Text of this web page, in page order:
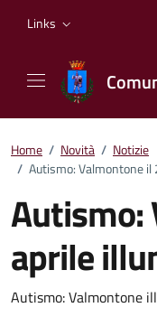
Links
Home / Novità / Notizie
/ Autismo: Valmontone il
Autismo:
aprile
Dettagli
Autismo: Valmontone